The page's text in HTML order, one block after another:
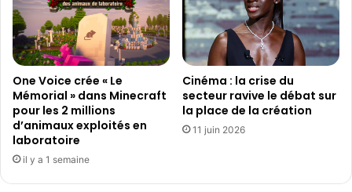
One Voice crée « Le
Mémorial » dans Minecraft
pour les 2 millions
d’animaux exploités en
laboratoire
il y a 1 semaine
Cinéma : la crise du
secteur ravive le débat sur
la place de la création
11 juin 2026